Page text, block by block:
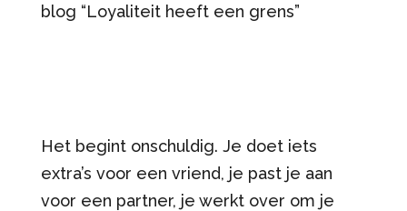
blog “Loyaliteit heeft een grens”
Het begint onschuldig. Je doet iets
extra’s voor een vriend, je past je aan
voor een partner, je werkt over om je